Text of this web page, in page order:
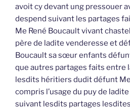
avoit cy devant ung pressouer
despend suivant les partages
Me René Boucault vivant
père de ladite venderesse et
Boucault sa sœur enfants
que autres partages faits entre
lesdits héritiers dudit défunt
compris l’usage du puy de
suivant lesdits partages